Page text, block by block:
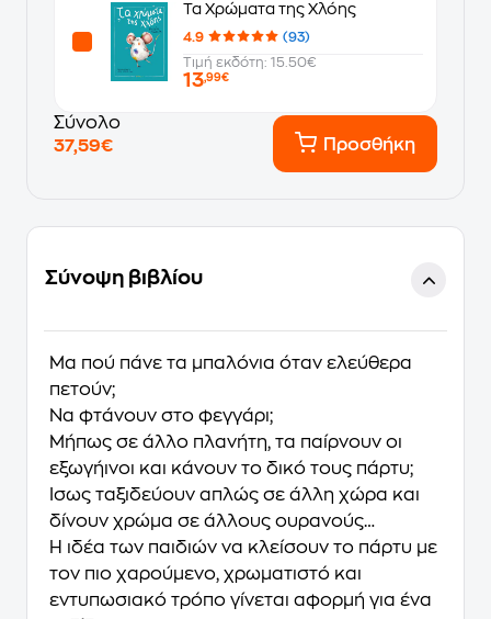
Τα Χρώματα της Χλόης
4.9
(93)
Τιμή εκδότη: 15.50€
13,99€
Σύνολο
37,59€
Προσθήκη
Σύνοψη βιβλίου
Μα πού πάνε τα μπαλόνια όταν ελεύθερα
πετούν;
Να φτάνουν στο φεγγάρι;
Μήπως σε άλλο πλανήτη, τα παίρνουν οι
εξωγήινοι και κάνουν το δικό τους πάρτυ;
Ίσως ταξιδεύουν απλώς σε άλλη χώρα και
δίνουν χρώμα σε άλλους ουρανούς…
Η ιδέα των παιδιών να κλείσουν το πάρτυ με
τον πιο χαρούμενο, χρωματιστό και
εντυπωσιακό τρόπο γίνεται αφορμή για ένα